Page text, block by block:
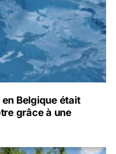
Belgique était
grâce à une